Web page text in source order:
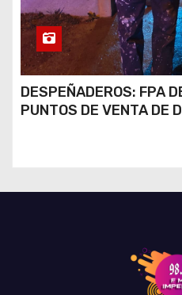
DESPEÑADEROS: FPA
PUNTOS DE VENTA DE